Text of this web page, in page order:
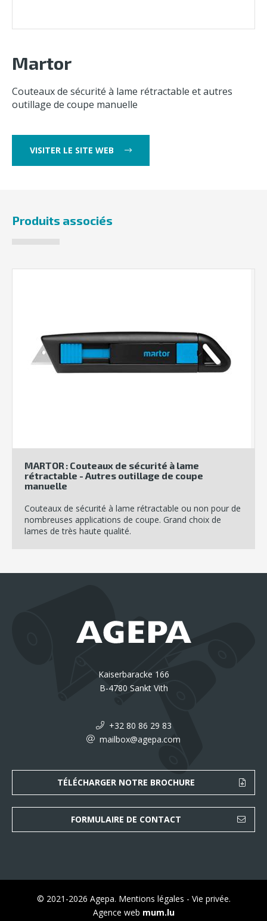
Martor
Couteaux de sécurité à lame rétractable et autres
outillage de coupe manuelle
VISITER LE SITE WEB
Produits associés
MARTOR : Couteaux de sécurité à lame
rétractable - Autres outillage de coupe
manuelle
Couteaux de sécurité à lame rétractable ou non pour de
nombreuses applications de coupe. Grand choix de
lames de très haute qualité.
Kaiserbaracke 166
B-4780 Sankt Vith
+32 80 86 29 83
mailbox@agepa.com
TÉLÉCHARGER NOTRE BROCHURE
FORMULAIRE DE CONTACT
© 2021-2026 Agepa. Mentions légales - Vie privée.
Agence web mum.lu